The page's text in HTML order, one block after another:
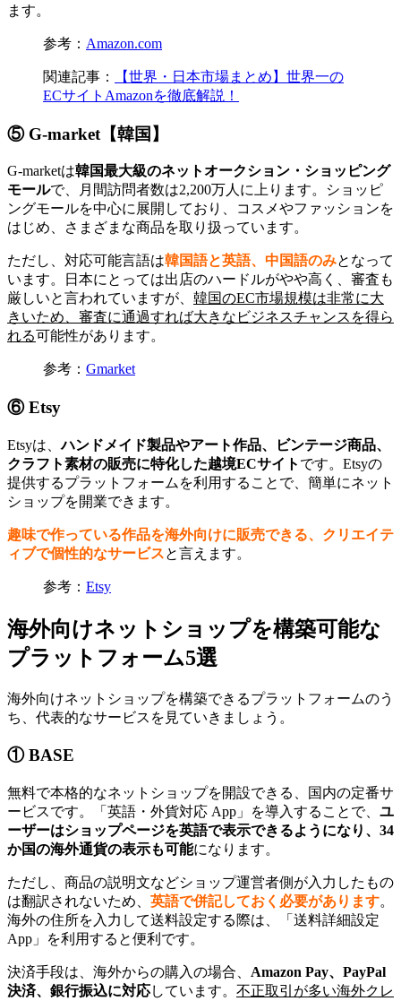
ます。
参考： Amazon.com
関連記事：
【世界・日本市場まとめ】世界一の
ECサイトAmazonを徹底解説！
⑤ G-market【韓国】
G-marketは韓国最大級のネットオークション・ショッピング
モールで、月間訪問者数は2,200万人に上ります。ショッピ
ングモールを中心に展開しており、コスメやファッションを
はじめ、さまざまな商品を取り扱っています。
ただし、対応可能言語は韓国語と英語、中国語のみとなって
います。日本にとっては出店のハードルがやや高く、審査も
厳しいと言われていますが、 韓国のEC市場規模は非常に大
きいため、審査に通過すれば大きなビジネスチャンスを得ら
れる可能性があります。
参考： Gmarket
⑥ Etsy
Etsyは、ハンドメイド製品やアート作品、ビンテージ商品、
クラフト素材の販売に特化した越境ECサイト です。Etsyの
提供するプラットフォームを利用することで、簡単にネット
ショップを開業できます。
趣味で作っている作品を海外向けに販売できる、クリエイテ
ィブで個性的なサービスと言えます。
参考： Etsy
海外向けネットショップを構築可能な
プラットフォーム5選
海外向けネットショップを構築できるプラットフォームのう
ち、代表的なサービスを見ていきましょう。
① BASE
無料で本格的なネットショップを開設できる、国内の定番サ
ービスです。「英語・外貨対応 App」を導入することで、 ユ
ーザーはショップページを英語で表示できるようになり、34
か国の海外通貨の表示も可能になります。
ただし、商品の説明文などショップ運営者側が入力したもの
は翻訳されないため、 英語で併記しておく必要があります。
海外の住所を入力して送料設定する際は、「送料詳細設定
App」を利用すると便利です。
決済手段は、海外からの購入の場合、 Amazon Pay、PayPal
決済、銀行振込に対応しています。 不正取引が多い海外クレ